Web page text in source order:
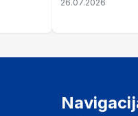
26.07.2026